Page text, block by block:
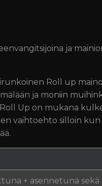
ja
Roll up
ja moniin
Up on mukana
vaihtoehto silloin kun
+ asennetuna sekä